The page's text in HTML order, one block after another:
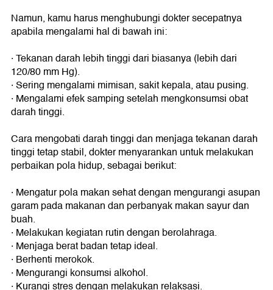
Namun, kamu harus menghubungi dokter secepatnya
apabila mengalami hal di bawah ini:
· Tekanan darah lebih tinggi dari biasanya (lebih dari
120/80 mm Hg).
· Sering mengalami mimisan, sakit kepala, atau pusing.
· Mengalami efek samping setelah mengkonsumsi obat
darah tinggi.
Cara mengobati darah tinggi dan menjaga tekanan darah
tinggi tetap stabil, dokter menyarankan untuk melakukan
perbaikan pola hidup, sebagai berikut:
· Mengatur pola makan sehat dengan mengurangi asupan
garam pada makanan dan perbanyak makan sayur dan
buah.
· Melakukan kegiatan rutin dengan berolahraga.
· Menjaga berat badan tetap ideal.
· Berhenti merokok.
· Mengurangi konsumsi alkohol.
· Kurangi stres dengan melakukan relaksasi.